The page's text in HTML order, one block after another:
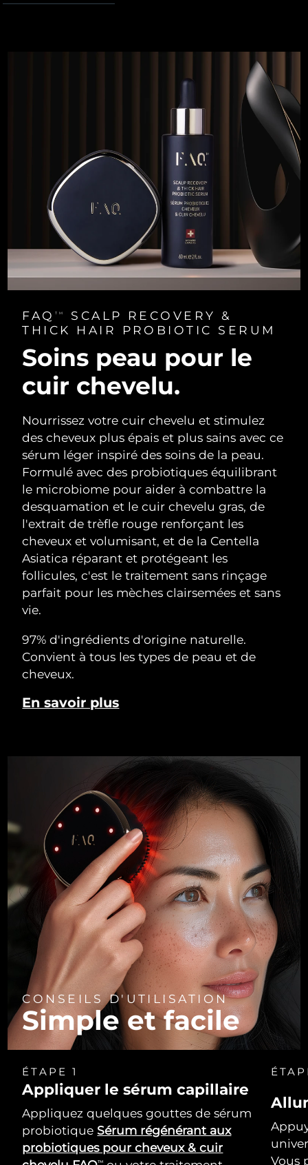
FAQ TM
SCALP RECOVERY &
THICK HAIR PROBIOTIC SERUM
Soins peau pour le
cuir chevelu.
Nourrissez votre cuir chevelu et stimulez
des cheveux plus épais et plus sains avec ce
sérum léger inspiré des soins de la peau.
Formulé avec des probiotiques équilibrant
le microbiome pour aider à combattre la
desquamation et le cuir chevelu gras, de
l'extrait de trèfle rouge renforçant les
cheveux et volumisant, et de la Centella
Asiatica réparant et protégeant les
follicules, c'est le traitement sans rinçage
parfait pour les mèches clairsemées et sans
vie.
97% d'ingrédients d'origine naturelle.
Convient à tous les types de peau et de
cheveux.
En savoir plus
CONSEILS D'UTILISATION
Simple et facile
ÉTAPE 1
Appliquer le sérum capillaire
Appliquez quelques gouttes de sérum
probiotique Sérum régénérant aux
probiotiques pour cheveux & cuir
TM
Vous